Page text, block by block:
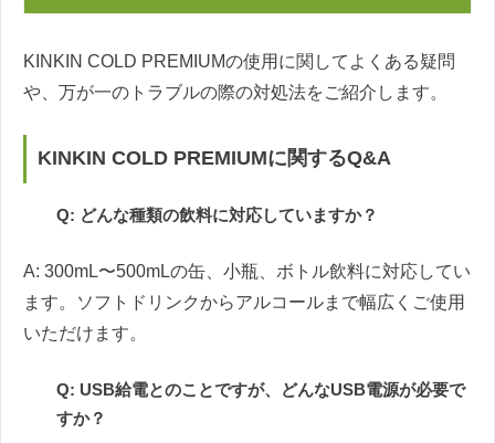
KINKIN COLD PREMIUMの使用に関してよくある疑問
や、万が一のトラブルの際の対処法をご紹介します。
KINKIN COLD PREMIUMに関するQ&A
Q: どんな種類の飲料に対応していますか？
A: 300mL〜500mLの缶、小瓶、ボトル飲料に対応してい
ます。ソフトドリンクからアルコールまで幅広くご使用
いただけます。
Q: USB給電とのことですが、どんなUSB電源が必要で
すか？